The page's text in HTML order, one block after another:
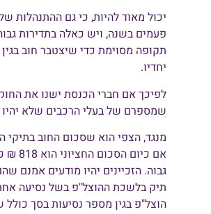
יכול מאוד להיות, כי גם ההתנהלות
תקופה מסוימת כדי שיצטבר חוב
יחדיו.
לפיכך אם חברי הכנסת ישנו את
שמספרם של בעלי הרכבים שלא יהיו
מנגד, הצפי הוא שסכום החוב בתיקי
אם
הוצל"פ בגין מספר נסיעות בסך